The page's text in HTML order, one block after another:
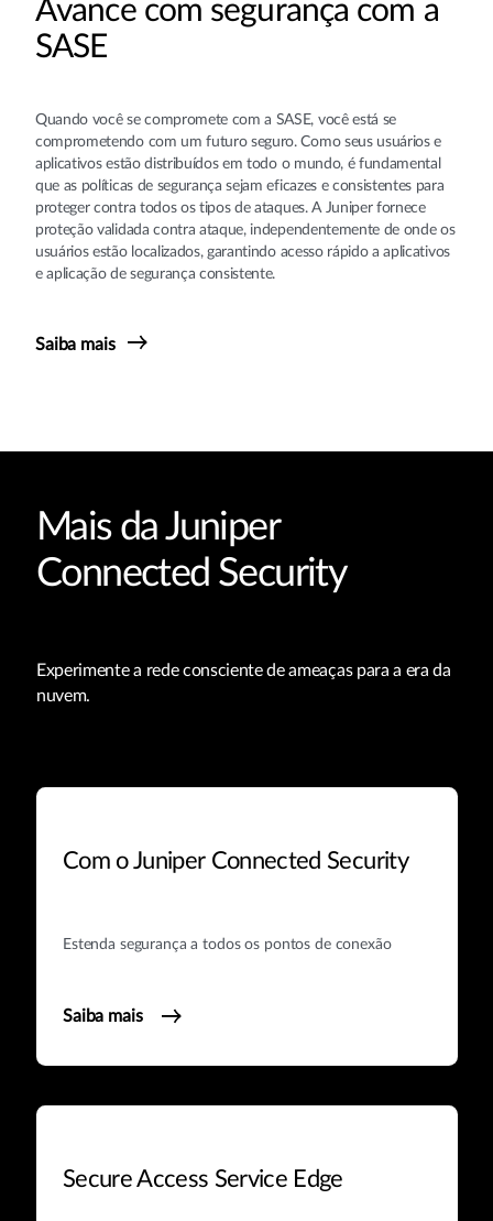
Avance com segurança com a
SASE
Quando você se compromete com a SASE, você está se
comprometendo com um futuro seguro. Como seus usuários e
aplicativos estão distribuídos em todo o mundo, é fundamental
que as políticas de segurança sejam eficazes e consistentes para
proteger contra todos os tipos de ataques. A Juniper fornece
proteção validada contra ataque, independentemente de onde os
usuários estão localizados, garantindo acesso rápido a aplicativos
e aplicação de segurança consistente.
Saiba mais
Mais da Juniper
Connected Security
Experimente a rede consciente de ameaças para a era da
nuvem.
Com o Juniper Connected Security
Estenda segurança a todos os pontos de conexão
Saiba mais
Secure Access Service Edge